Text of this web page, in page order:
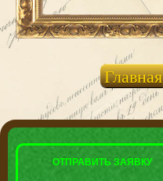
Главная
ОТПРАВИТЬ ЗАЯВКУ